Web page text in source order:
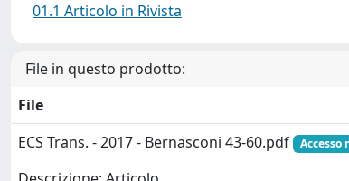
01.1 Articolo in Rivista
File in questo prodotto:
File
ECS Trans. - 2017 - Bernasconi 43-60.pdf
Accesso